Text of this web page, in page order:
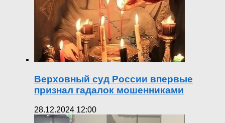
Верховный суд России впервые
признал гадалок мошенниками
28.12.2024 12:00